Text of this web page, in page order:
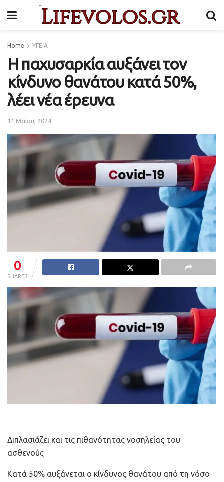
Home ΥΓΕΙΑ
Η παχυσαρκία αυξάνει τον
κίνδυνο θανάτου κατά 50%,
λέει νέα έρευνα
11 Μαΐου, 2024
0
SHARES
Διπλασιάζει και τις πιθανότητας νοσηλείας του
ασθενούς
Κατά 50% αυξάνεται ο κίνδυνος θανάτου από τη νόσο